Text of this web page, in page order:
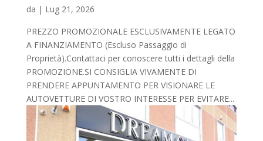
da | Lug 21, 2026
PREZZO PROMOZIONALE ESCLUSIVAMENTE LEGATO
A FINANZIAMENTO (Escluso Passaggio di
Proprietà).Contattaci per conoscere tutti i dettagli della
PROMOZIONE.SI CONSIGLIA VIVAMENTE DI
PRENDERE APPUNTAMENTO PER VISIONARE LE
AUTOVETTURE DI VOSTRO INTERESSE PER EVITARE...